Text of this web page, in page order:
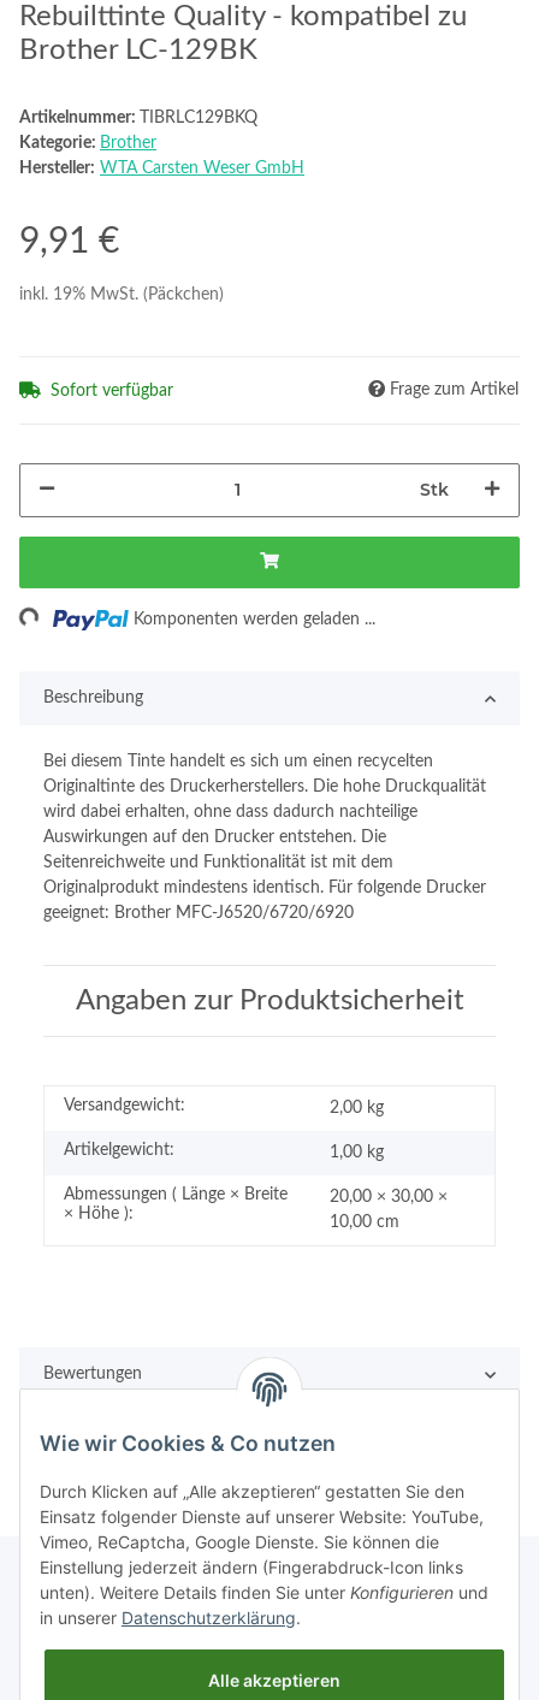
Rebuilttinte Quality - kompatibel zu
Brother LC-129BK
Artikelnummer:
TIBRLC129BKQ
Kategorie: Brother
Hersteller: WTA Carsten Weser GmbH
9,91 €
inkl. 19% MwSt. (Päckchen)
Sofort verfügbar Frage zum Artikel
Stk
Komponenten werden geladen ...
Beschreibung
Bei diesem Tinte handelt es sich um einen recycelten
Originaltinte des Druckerherstellers. Die hohe Druckqualität
wird dabei erhalten, ohne dass dadurch nachteilige
Auswirkungen auf den Drucker entstehen. Die
Seitenreichweite und Funktionalität ist mit dem
Originalprodukt mindestens identisch. Für folgende Drucker
geeignet: Brother MFC-J6520/6720/6920
Angaben zur Produktsicherheit
Versandgewicht: 2,00 kg
Artikelgewicht: 1,00 kg
Abmessungen ( Länge × Breite
× Höhe ):
20,00 × 30,00 ×
10,00 cm
Bewertungen
Rechtliches
Wie wir Cookies & Co nutzen
Durch Klicken auf „Alle akzeptieren“ gestatten Sie den
Einsatz folgender Dienste auf unserer Website: YouTube,
Vimeo, ReCaptcha, Google Dienste. Sie können die
Einstellung jederzeit ändern (Fingerabdruck-Icon links
unten). Weitere Details finden Sie unter Konfigurieren und
in unserer Datenschutzerklärung.
Alle akzeptieren